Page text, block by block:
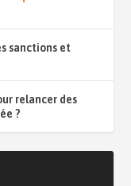
sanctions et
relancer des
?